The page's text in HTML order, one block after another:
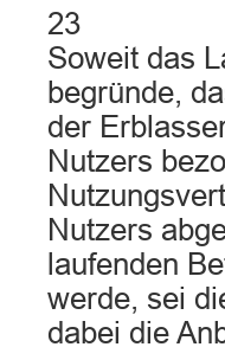
23
Soweit das
begründe,
der
Nutzers
Nutzers
laufenden
werde, sei
dabei die